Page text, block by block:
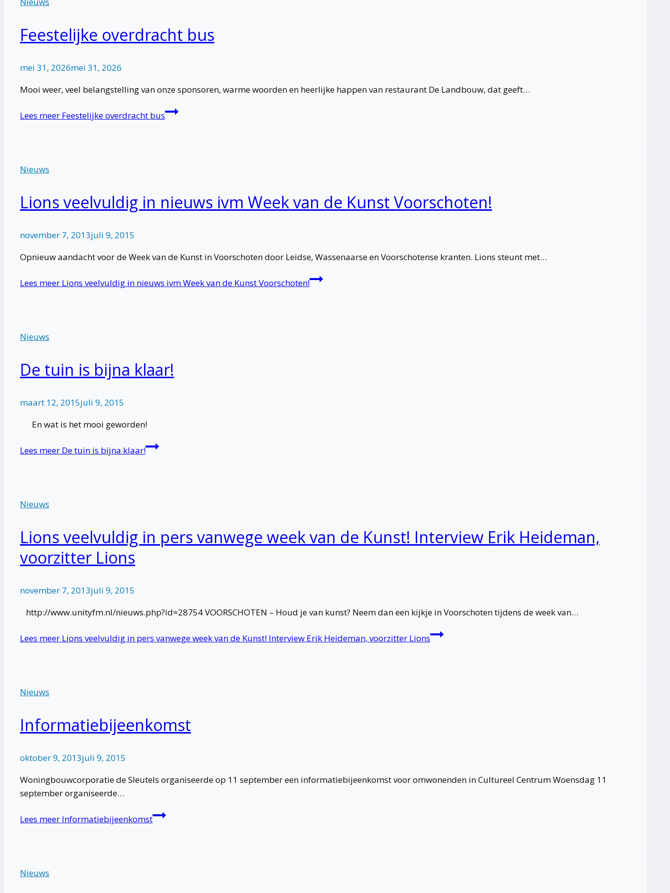
Feestelijke overdracht bus
mei 31, 2026mei 31, 2026
Mooi weer, veel belangstelling van onze sponsoren, warme woorden en heerlijke happen van restaurant De Landbouw, dat geeft…
Lees meer Feestelijke overdracht bus
Nieuws
Lions veelvuldig in nieuws ivm Week van de Kunst Voorschoten!
november 7, 2013juli 9, 2015
Opnieuw aandacht voor de Week van de Kunst in Voorschoten door Leidse, Wassenaarse en Voorschotense kranten. Lions steunt met…
Lees meer Lions veelvuldig in nieuws ivm Week van de Kunst Voorschoten!
Nieuws
De tuin is bijna klaar!
maart 12, 2015juli 9, 2015
En wat is het mooi geworden!
Lees meer De tuin is bijna klaar!
Nieuws
Lions veelvuldig in pers vanwege week van de Kunst! Interview Erik Heideman,
voorzitter Lions
november 7, 2013juli 9, 2015
http://www.unityfm.nl/nieuws.php?id=28754 VOORSCHOTEN – Houd je van kunst? Neem dan een kijkje in Voorschoten tijdens de week van…
Lees meer Lions veelvuldig in pers vanwege week van de Kunst! Interview Erik Heideman, voorzitter Lions
Nieuws
Informatiebijeenkomst
oktober 9, 2013juli 9, 2015
Woningbouwcorporatie de Sleutels organiseerde op 11 september een informatiebijeenkomst voor omwonenden in Cultureel Centrum Woensdag 11
september organiseerde…
Lees meer Informatiebijeenkomst
Nieuws